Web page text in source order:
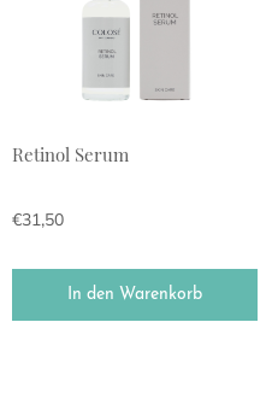
Retinol Serum
€31,50
In den Warenkorb